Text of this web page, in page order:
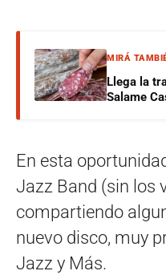
MIRÁ
Llega la
Salame
En esta
Jazz Band (sin los
compartiendo
nuevo disco, muy
Jazz y Más.